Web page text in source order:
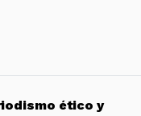
ético y